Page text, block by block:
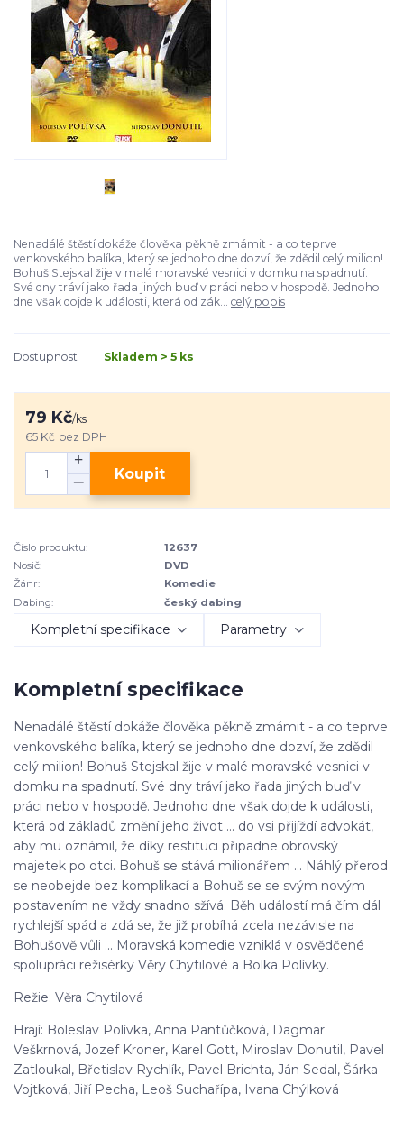
Nenadálé štěstí dokáže člověka pěkně zmámit - a co teprve
venkovského balíka, který se jednoho dne dozví, že zdědil celý milion!
Bohuš Stejskal žije v malé moravské vesnici v domku na spadnutí.
Své dny tráví jako řada jiných buď v práci nebo v hospodě. Jednoho
dne však dojde k události, která od zák... celý popis
Dostupnost Skladem > 5 ks
79 Kč/ks
65 Kč bez DPH
Koupit
Číslo produktu:
12637
Nosič:
DVD
Žánr:
Komedie
Dabing:
český dabing
Kompletní specifikace Parametry
Kompletní specifikace
Nenadálé štěstí dokáže člověka pěkně zmámit - a co teprve
venkovského balíka, který se jednoho dne dozví, že zdědil
celý milion! Bohuš Stejskal žije v malé moravské vesnici v
domku na spadnutí. Své dny tráví jako řada jiných buď v
práci nebo v hospodě. Jednoho dne však dojde k události,
která od základů změní jeho život ... do vsi přijíždí advokát,
aby mu oznámil, že díky restituci připadne obrovský
majetek po otci. Bohuš se stává milionářem ... Náhlý přerod
se neobejde bez komplikací a Bohuš se se svým novým
postavením ne vždy snadno sžívá. Běh událostí má čím dál
rychlejší spád a zdá se, že již probíhá zcela nezávisle na
Bohušově vůli ... Moravská komedie vzniklá v osvědčené
spolupráci režisérky Věry Chytilové a Bolka Polívky.
Režie: Věra Chytilová
Hrají: Boleslav Polívka, Anna Pantůčková, Dagmar
Veškrnová, Jozef Kroner, Karel Gott, Miroslav Donutil, Pavel
Zatloukal, Břetislav Rychlík, Pavel Brichta, Ján Sedal, Šárka
Vojtková, Jiří Pecha, Leoš Suchařípa, Ivana Chýlková